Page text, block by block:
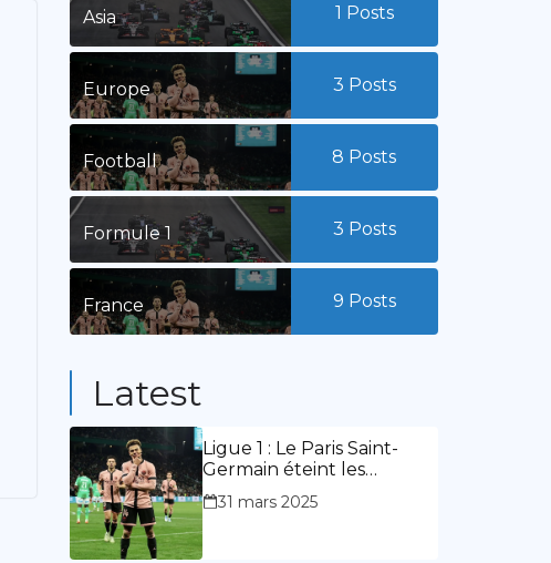
Asia 1 Posts
Europe 3 Posts
Football 8 Posts
Formule 1 3 Posts
France 9 Posts
Latest
Ligue 1 : Le Paris Saint-
Germain éteint les
lumières du stade
Geoffroy Guichard. Stassin
31 mars 2025